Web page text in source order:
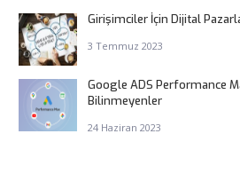
Girişimciler İçin Dijital
3 Temmuz 2023
Google ADS Performance
Bilinmeyenler
24 Haziran 2023